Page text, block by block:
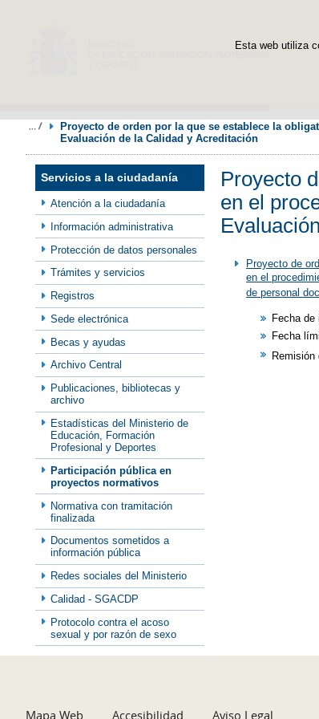
Esta web utiliza
Proyecto de orden por la que se establece la
Evaluación de la Calidad y Acreditación
Servicios a la ciudadanía
Atención a la ciudadanía
Información administrativa
Protección de datos personales
Trámites y servicios
Registros
Sede electrónica
Becas y ayudas
Archivo Central
Publicaciones, bibliotecas y
archivo
Estadísticas del Ministerio de
Educación, Formación
Profesional y Deportes
Participación pública en
proyectos normativos
Normativa con tramitación
finalizada
Documentos sometidos a
información pública
Redes sociales del Ministerio
Calidad - SGACDP
Protocolo contra el acoso
sexual y por razón de sexo
Proyecto
en el
Proyecto de
en el
de personal
Fecha
Fecha
Remisión
Mapa Web Accesibilidad Aviso Legal